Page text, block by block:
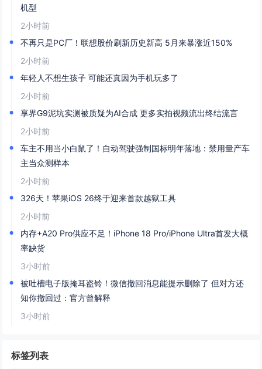
机型
2小时前
不再只是PC厂！联想股价刷新历史新高 5月来暴涨近150%
2小时前
年轻人不想生孩子 可能还真因为手机玩多了
2小时前
享界G9泥坑实测被质疑为AI合成 更多实拍视频流出终结流言
2小时前
车主不用当小白鼠了！自动驾驶强制国标明年落地：禁用量产车
主当众测样本
2小时前
326天！苹果iOS 26终于迎来首款越狱工具
2小时前
内存+A20 Pro供应不足！iPhone 18 Pro/iPhone Ultra首发大概
率缺货
3小时前
被吐槽电子版掩耳盗铃！微信撤回消息能提示删除了 但对方还
知你撤回过：官方曾解释
3小时前
标签列表